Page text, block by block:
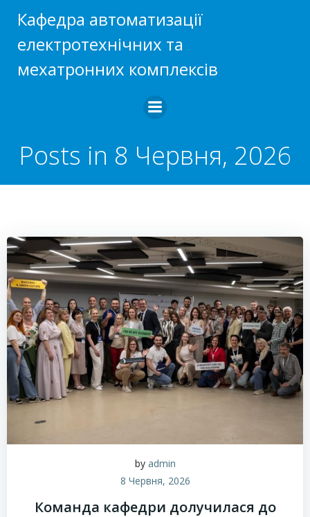
до
вмісту
Кафедра автоматизації
електротехнічних та
мехатронних комплексів
Posts in 8 Червня, 2026
by admin
8 Червня, 2026
Команда кафедри долучилася до